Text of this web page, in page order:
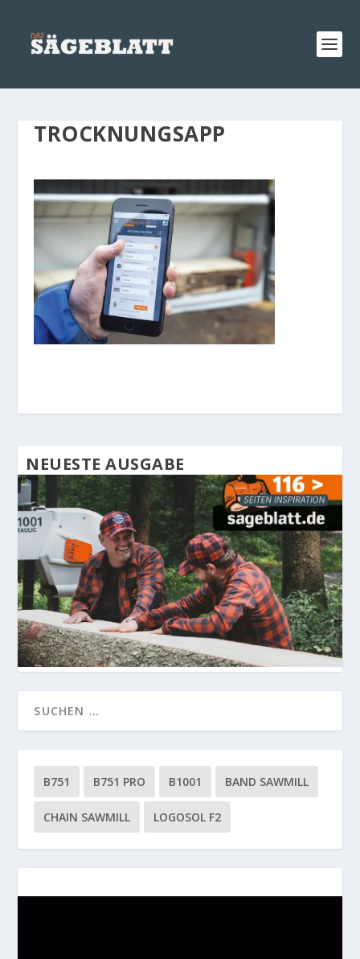
TROCKNUNGSAPP
NEUESTE AUSGABE
B751 B751 PRO B1001 BAND SAWMILL
CHAIN SAWMILL LOGOSOL F2